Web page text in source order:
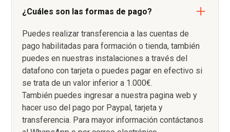
¿Cuáles son las formas de pago?
Puedes realizar transferencia a las cuentas de
pago habilitadas para formación o tienda, también
puedes en nuestras instalaciones a través del
datafono con tarjeta o puedes pagar en efectivo si
se trata de un valor inferior a 1.000€.
También puedes ingresar a nuestra pagina web y
hacer uso del pago por Paypal, tarjeta y
transferencia. Para mayor información contáctanos